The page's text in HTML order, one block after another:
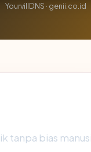
YourvillDNS · genii.co.id
tanpa bias